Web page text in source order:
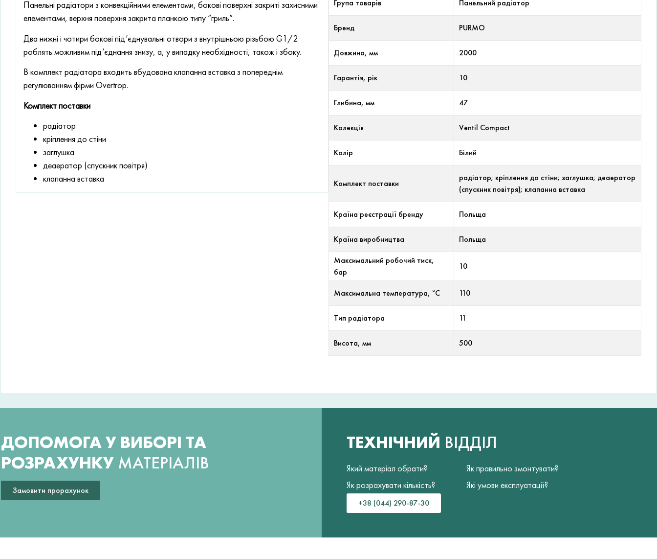
Панельні радіатори з конвекційними елементами, бокові поверхні закриті захисними
елементами, верхня поверхня закрита планкою типу “гриль”.
Два нижні і чотири бокові під’єднувальні отвори з внутрішньою різьбою G1/2
роблять можливим під’єднання знизу, а, у випадку необхідності, також і збоку.
В комплект радіатора входить вбудована клапанна вставка з попереднім
регулюванням фірми Overtrop.
Комплект поставки
радіатор
кріплення до стіни
заглушка
деаератор (спускник повітря)
клапанна вставка
Група товарів Панельний радіатор
Бренд PURMO
Довжина, мм 2000
Гарантія, рік 10
Глибина, мм 47
Колекція Ventil Compact
Колір Білий
Комплект поставки
радіатор; кріплення до стіни; заглушка; деаератор
(спускник повітря); клапанна вставка
Країна реєстрації бренду Польща
Країна виробництва Польща
Максимальний робочий тиск,
бар
10
Максимальна температура, °С 110
Тип радіатора 11
Висота, мм 500
ДОПОМОГА У ВИБОРІ ТА
РОЗРАХУНКУ МАТЕРІАЛІВ
Замовити прорахунок
ТЕХНІЧНИЙ ВІДДІЛ
Який матеріал обрати?
Як розрахувати кількість?
Як правильно змонтувати?
Які умови експлуатації?
+38 (044) 290-87-30